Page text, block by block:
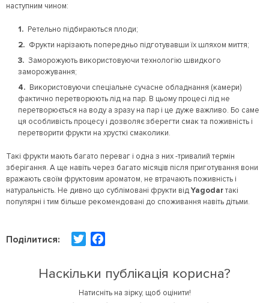
наступним чином:
Ретельно підбираються плоди;
Фрукти нарізають попередньо підготувавши їх шляхом миття;
Заморожують використовуючи технологію швидкого
заморожування;
Використовуючи спеціальне сучасне обладнання (камери)
фактично перетворюють лід на пар. В цьому процесі лід не
перетворюється на воду а зразу на пар і це дуже важливо. Бо саме
ця особливість процесу і дозволяє зберегти смак та поживність і
перетворити фрукти на хрусткі смаколики.
Такі фрукти мають багато переваг і одна з них -тривалий термін
зберігання. А ще навіть через багато місяців після приготування вони
вражають своїм фруктовим ароматом, не втрачають поживність і
натуральність. Не дивно що сублімовані фрукти відYagodarтакі
популярні і тим більше рекомендовані до споживання навіть дітьми.
Поділитися:
t
b
Наскільки публікація корисна?
Натисніть на зірку, щоб оцінити!